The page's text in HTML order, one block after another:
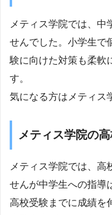
メティス学院では、中
せんでした。小学生で
験に向けた対策も柔軟
す。
気になる方はメティス
メティス学院の
メティス学院では、高
せんが中学生への指導
高校受験までに成績を